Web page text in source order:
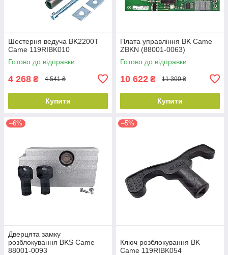
Шестерня ведуча BK2200T
Came 119RIBK010
Готово до відправки
4 268 ₴ 4 541 ₴
Купити
Плата управління BK Came
ZBKN (88001-0063)
Готово до відправки
10 622 ₴ 11 300 ₴
Купити
–6%
Дверцята замку
розблокування BKS Came
88001-0093
–5%
Ключ розблокування BK
Came 119RIBK054